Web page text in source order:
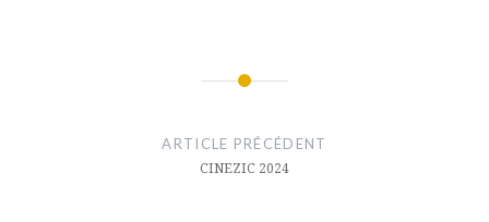
ARTICLE PRÉCÉDENT
CINEZIC 2024